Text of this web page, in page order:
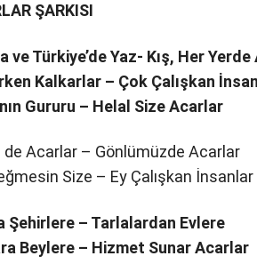
ŞARKISI
ve Türkiye’de Yaz- Kış, Her
Kalkarlar – Çok Çalışkan
Gururu – Helal Size Acarlar
de Acarlar – Gönlümüzde Acarlar
Size – Ey Çalışkan İnsanlar
Şehirlere – Tarlalardan Evlere
Beylere – Hizmet Sunar Acarlar